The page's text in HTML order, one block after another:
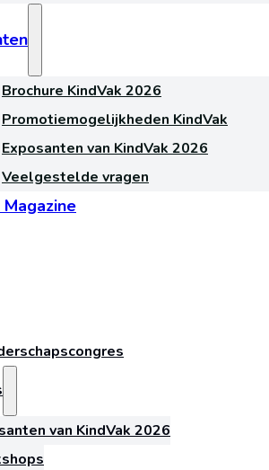
Brochure KindVak 2026
Promotiemogelijkheden KindVak
Exposanten van KindVak 2026
Veelgestelde vragen
Magazine
van KindVak 2026